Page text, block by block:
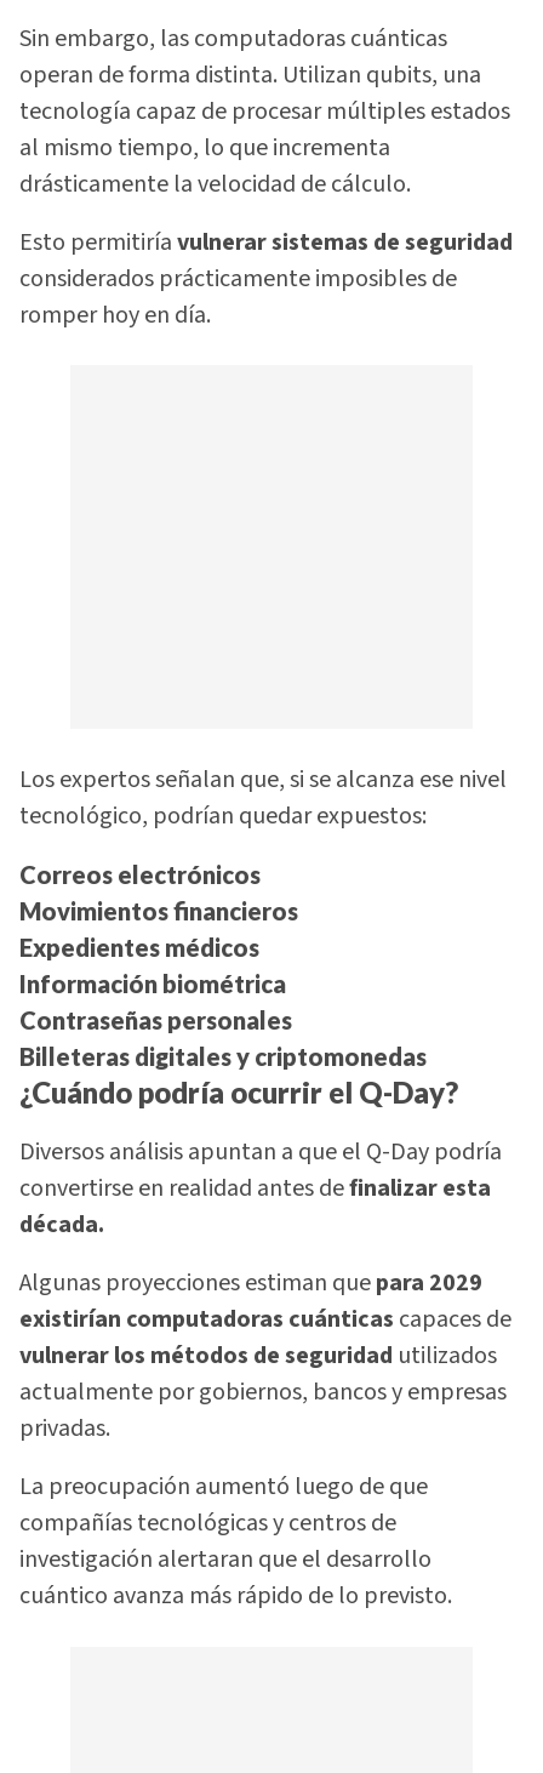
Sin embargo, las computadoras cuánticas
operan de forma distinta. Utilizan qubits, una
tecnología capaz de procesar múltiples estados
al mismo tiempo, lo que incrementa
drásticamente la velocidad de cálculo.
Esto permitiríavulnerar sistemas de seguridad
considerados prácticamente imposibles de
romper hoy en día.
Los expertos señalan que, si se alcanza ese nivel
tecnológico, podrían quedar expuestos:
Correos electrónicos
Movimientos financieros
Expedientes médicos
Información biométrica
Contraseñas personales
Billeteras digitales y criptomonedas
¿Cuándo podría ocurrir el Q-Day?
Diversos análisis apuntan a que el Q-Day podría
convertirse en realidad antes definalizar esta
década.
Algunas proyecciones estiman quepara 2029
existirían computadoras cuánticas capaces de
vulnerar los métodos de seguridad utilizados
actualmente por gobiernos, bancos y empresas
privadas.
La preocupación aumentó luego de que
compañías tecnológicas y centros de
investigación alertaran que el desarrollo
cuántico avanza más rápido de lo previsto.